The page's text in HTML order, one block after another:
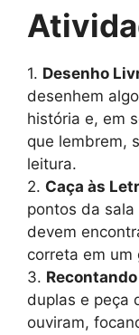
1. Desenho
desenhem
história e, em
que lembrem,
leitura.
2. Caça às
pontos da sala
devem
correta em um
3.
duplas e peça
ouviram,